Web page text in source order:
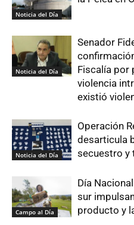
Noticia del Día
Noticia del Día
Senador
Fiscalía por
violencia
existió
Noticia del Día
Operación
desarticula
secuestro y
Campo al Día
Día
sur
producto y